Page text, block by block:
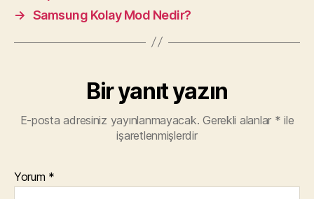
→ Samsung Kolay Mod Nedir?
Bir yanıt yazın
E-posta adresiniz yayınlanmayacak. Gerekli alanlar * ile
işaretlenmişlerdir
Yorum *